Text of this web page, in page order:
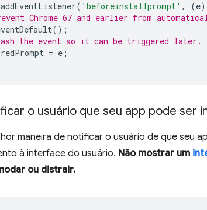
addEventListener( 'beforeinstallprompt' , (e)
Chrome 67 and earlier from
();
the event so it can be triggered later.
= e ;
o usuário que seu app pode ser
maneira de notificar o usuário de que seu
à interface do usuário. Não mostrar um
ou distrair.